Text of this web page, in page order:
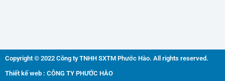
Copyright © 2022 Công ty TNHH SXTM Phước Hào. All rights reserved.
Thiết kế web : CÔNG TY PHƯỚC HÀO